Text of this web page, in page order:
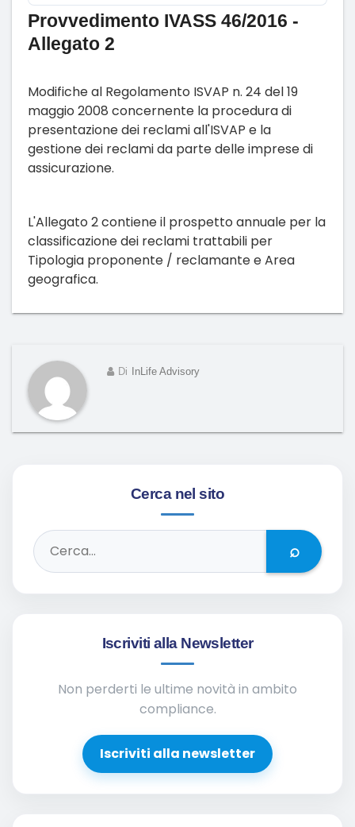
Provvedimento IVASS 46/2016 -
Allegato 2
Modifiche al Regolamento ISVAP n. 24 del 19
maggio 2008 concernente la procedura di
presentazione dei reclami all'ISVAP e la
gestione dei reclami da parte delle imprese di
assicurazione.
L'Allegato 2 contiene il prospetto annuale per la
classificazione dei reclami trattabili per
Tipologia proponente / reclamante e Area
geografica.
Di InLife Advisory
Cerca nel sito
⌕
Iscriviti alla Newsletter
Non perderti le ultime novità in ambito
compliance.
Iscriviti alla newsletter